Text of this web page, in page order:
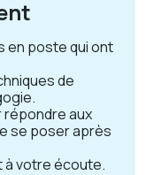
en poste qui ont
de
aux
se poser après
à votre écoute.